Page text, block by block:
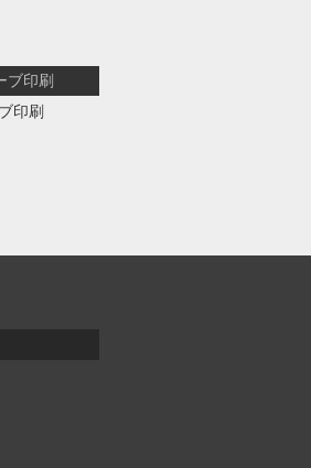
ブ印刷
印刷